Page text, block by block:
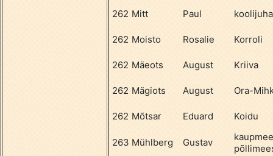
262 Mitt Paul
262 Moisto Rosalie Korroli
262 Mäeots August Kriiva
262 Mägiots August Ora-
262 Mõtsar Eduard Koidu
263 Mühlberg Gustav